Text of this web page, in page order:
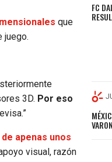
que
juego.
3D. Por eso
apenas unos
visual, razón
FC